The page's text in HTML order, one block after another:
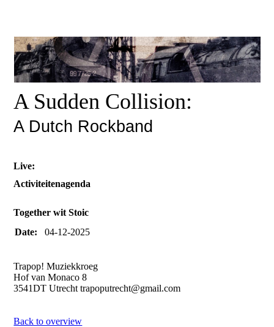
A Sudden Collision:
A Dutch Rockband
Live:
Activiteitenagenda
Together wit Stoic
Date:
04-12-2025
Trapop! Muziekkroeg
Hof van Monaco 8
3541DT Utrecht trapoputrecht@gmail.com
Back to overview